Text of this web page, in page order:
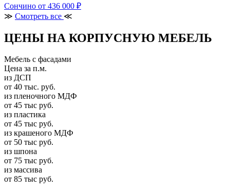
Сончино от 436 000 ₽
≫ Смотреть все ≪
ЦЕНЫ НА КОРПУСНУЮ МЕБЕЛЬ
Мебель с фасадами
Цена за п.м.
из ДСП
от 40 тыс. руб.
из пленочного МДФ
от 45 тыс руб.
из пластика
от 45 тыс руб.
из крашеного МДФ
от 50 тыс руб.
из шпона
от 75 тыс руб.
из массива
от 85 тыс руб.